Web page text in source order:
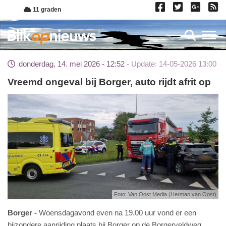
Overslaan
en
naar
de
gaan
11 graden
donderdag, 14. mei 2026 - 12:52 Update: 14-05-2026 13:00
Vreemd ongeval bij Borger, auto rijdt afrit op
Foto: Van Oost Media (Herman van Oost)
Borger
Woensdagavond even na 19.00 uur vond er een